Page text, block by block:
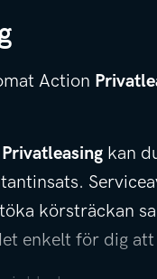
Action
kan
körsträckan
enkelt för dig